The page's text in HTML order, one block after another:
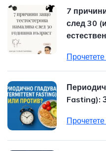
7
след 30
Fasting):